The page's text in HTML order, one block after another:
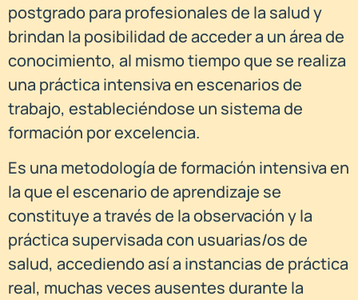
postgrado para profesionales de la salud y
brindan la posibilidad de acceder a un área de
conocimiento, al mismo tiempo que se realiza
una práctica intensiva en escenarios de
trabajo, estableciéndose un sistema de
formación por excelencia.
Es una metodología de formación intensiva en
la que el escenario de aprendizaje se
constituye a través de la observación y la
práctica supervisada con usuarias/os de
salud, accediendo así a instancias de práctica
real, muchas veces ausentes durante la